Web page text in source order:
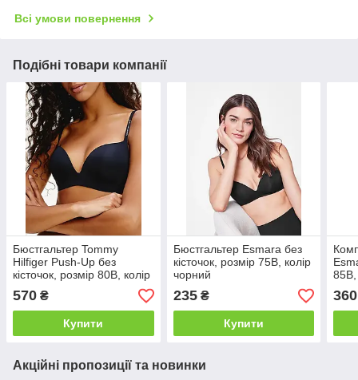
Всі умови повернення
Подібні товари компанії
Бюстгальтер Tommy
Hilfiger Push-Up без
кісточок, розмір 80B, колір
чорний
570 ₴
Купити
Бюстгальтер Esmara без
кісточок, розмір 75B, колір
чорний
235₴
Купити
85B,
360
Акційні пропозиції та новинки